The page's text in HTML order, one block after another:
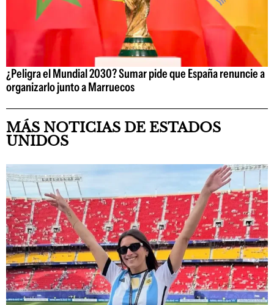
¿Peligra el Mundial 2030? Sumar pide que España renuncie a
organizarlo junto a Marruecos
MÁS NOTICIAS DE ESTADOS
UNIDOS